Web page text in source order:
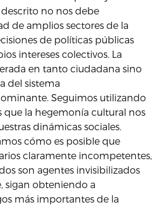
no nos debe
de amplios sectores de la
de políticas públicas
intereses colectivos. La
en tanto ciudadana sino
del sistema
Seguimos utilizando
que la hegemonía cultural nos
dinámicas sociales.
cómo es posible que
claramente incompetentes,
son agentes invisibilizados
sigan obteniendo a
más importantes de la